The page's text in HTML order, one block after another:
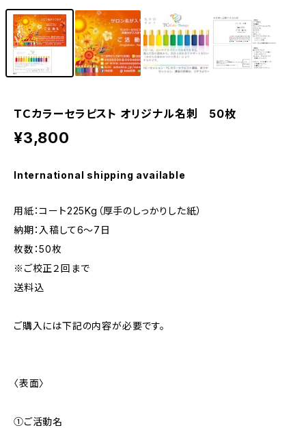
ＴＣカラーセラピスト オリジナル名刺 50枚
¥3,800
International shipping available
用紙：コート225Kg（厚手のしっかりした紙）
納期：入稿して6～7日
枚数：50枚
※ご校正２回まで
送料込
ご購入には下記の内容が必要です。
〈表面〉
①ご活動名